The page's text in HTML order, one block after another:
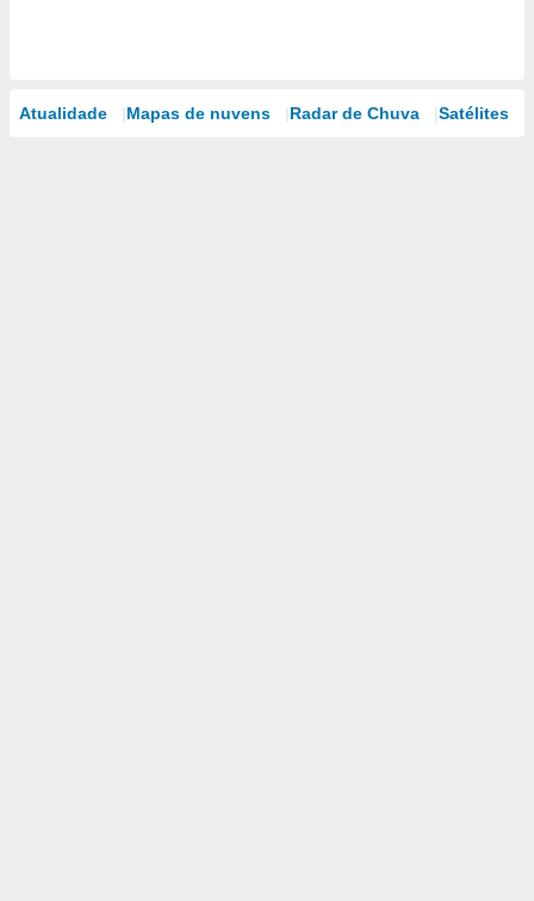
Atualidade Mapas de nuvens Radar de Chuva Satélites